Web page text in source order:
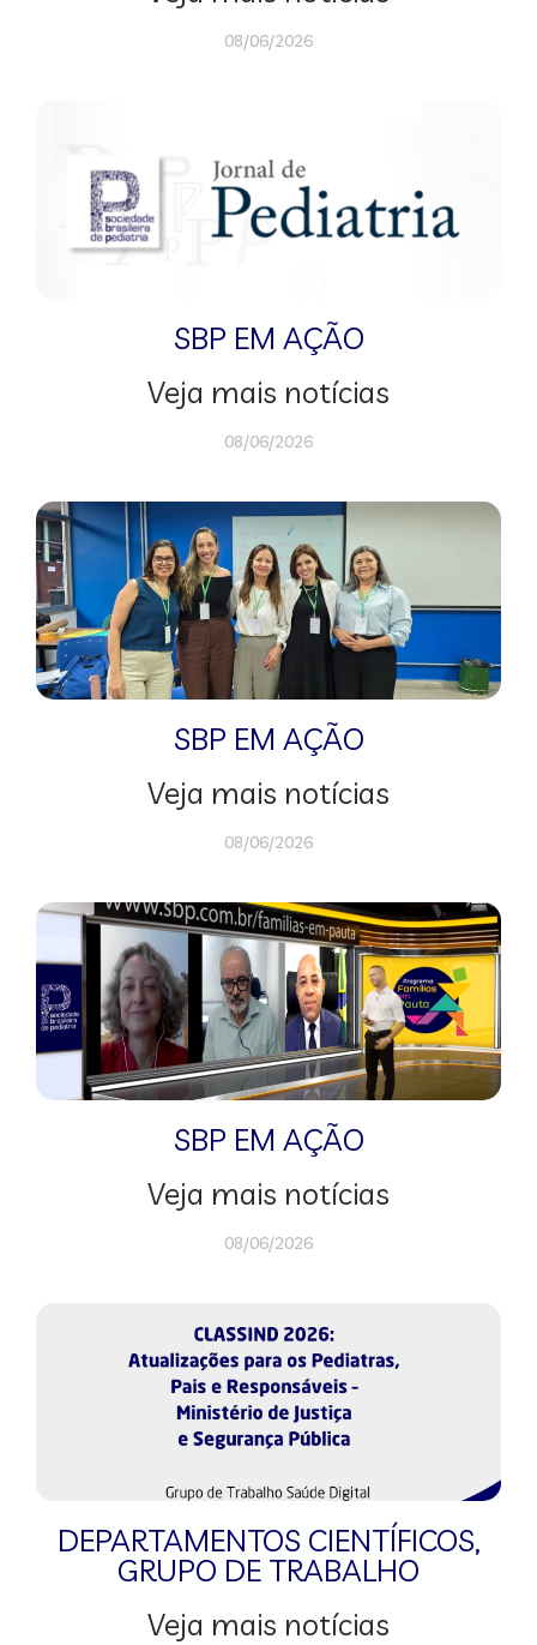
08/06/2026
SBP EM AÇÃO
Veja mais notícias
08/06/2026
SBP EM AÇÃO
Veja mais notícias
08/06/2026
SBP EM AÇÃO
Veja mais notícias
08/06/2026
DEPARTAMENTOS CIENTÍFICOS,
GRUPO DE TRABALHO
Veja mais notícias